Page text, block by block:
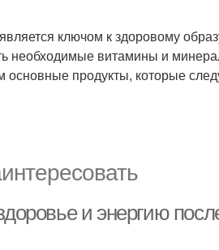
ключом к здоровому
необходимые витамины и
основные продукты, которые
и энергию